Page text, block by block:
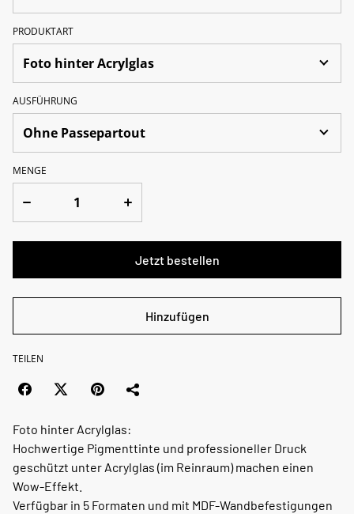
PRODUKTART
AUSFÜHRUNG
MENGE
Jetzt bestellen
Hinzufügen
TEILEN
Foto hinter Acrylglas:
Hochwertige Pigmenttinte und professioneller Druck
geschützt unter Acrylglas (im Reinraum) machen einen
Wow-Effekt.
Verfügbar in 5 Formaten und mit MDF-Wandbefestigungen